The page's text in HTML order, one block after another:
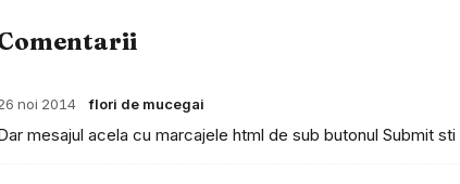
noi 2014 flori de mucegai
mesajul acela cu marcajele html de sub butonul Submit